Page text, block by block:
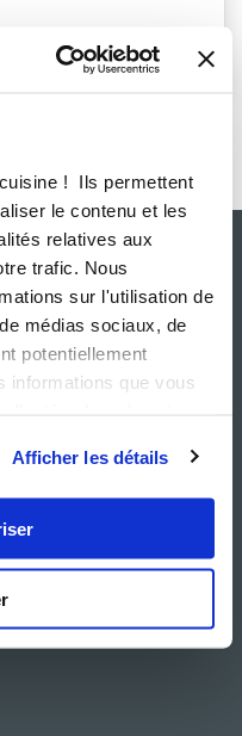
! Ils permettent
le contenu et les
relatives aux
trafic. Nous
sur l'utilisation de
médias sociaux, de
potentiellement
informations que vous
Afficher les détails
légales
des Cookies